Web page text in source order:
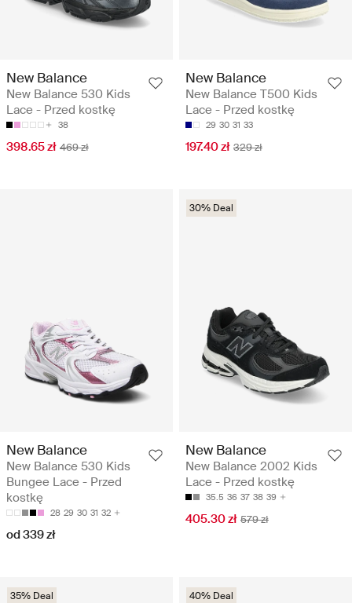
New Balance
New Balance 530 Kids
Lace - Przed kostkę
38
398.65 zł 469 zł
New Balance
New Balance T500 Kids
Lace - Przed kostkę
29 30 31 33
197.40 zł 329 zł
New Balance
New Balance 530 Kids
Bungee Lace - Przed
kostkę
28 29 30 31 32
od 339 zł
30% Deal
New Balance
New Balance 2002 Kids
Lace - Przed kostkę
35.5 36 37 38 39
405.30 zł 579 zł
35% Deal 40% Deal